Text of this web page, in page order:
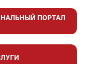
ПОРТАЛ